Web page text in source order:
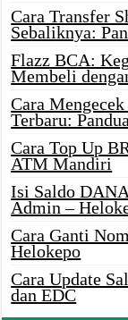
Cara Transfer
Sebaliknya:
Flazz BCA:
Membeli
Cara
Terbaru:
Cara Top Up
ATM Mandiri
Isi Saldo
Admin –
Cara Ganti
Helokepo
Cara Update
dan EDC